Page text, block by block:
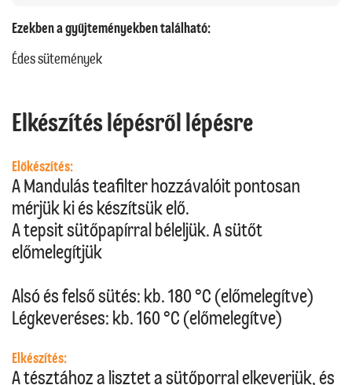
Ezekben a gyűjteményekben található:
Édes sütemények
Elkészítés lépésről lépésre
Előkészítés:
A Mandulás teafilter hozzávalóit pontosan
mérjük ki és készítsük elő.
A tepsit sütőpapírral béleljük. A sütőt
előmelegítjük
Alsó és felső sütés: kb. 180 °C (előmelegítve)
Légkeveréses: kb. 160 °C (előmelegítve)
Elkészítés:
A tésztához a lisztet a sütőporral elkeverjük, és